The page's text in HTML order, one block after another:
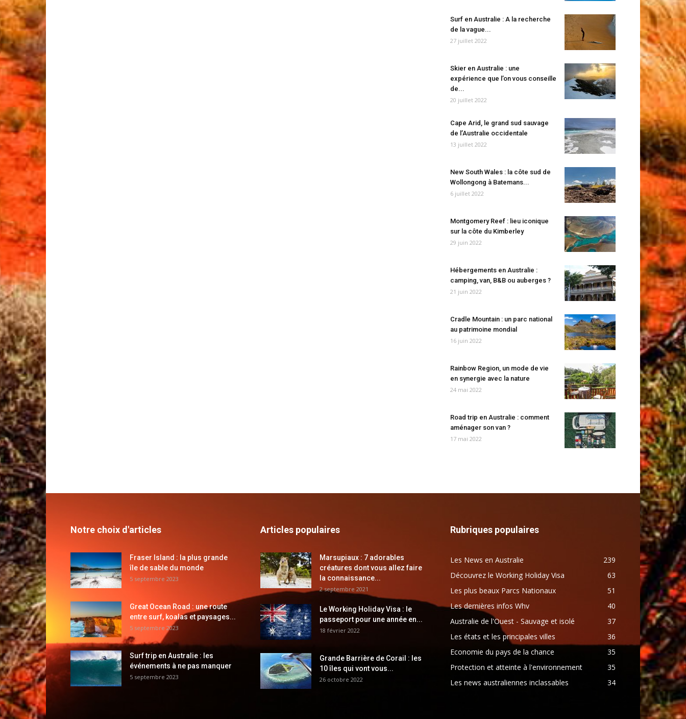
Surf en Australie : A la recherche
de la vague...
27 juillet 2022
Skier en Australie : une
expérience que l’on vous conseille
de...
20 juillet 2022
Cape Arid, le grand sud sauvage
de l’Australie occidentale
13 juillet 2022
New South Wales : la côte sud de
Wollongong à Batemans...
6 juillet 2022
Montgomery Reef : lieu iconique
sur la côte du Kimberley
29 juin 2022
Hébergements en Australie :
camping, van, B&B ou auberges ?
21 juin 2022
Cradle Mountain : un parc national
au patrimoine mondial
16 juin 2022
Rainbow Region, un mode de vie
en synergie avec la nature
24 mai 2022
Road trip en Australie : comment
aménager son van ?
17 mai 2022
Notre choix d'articles
Fraser Island : la plus grande
île de sable du monde
5 septembre 2023
Great Ocean Road : une route
entre surf, koalas et paysages...
5 septembre 2023
Surf trip en Australie : les
événements à ne pas manquer
5 septembre 2023
Articles populaires
Marsupiaux : 7 adorables
créatures dont vous allez faire
la connaissance...
2 septembre 2021
Le Working Holiday Visa : le
passeport pour une année en...
18 février 2022
Grande Barrière de Corail : les
10 îles qui vont vous...
26 octobre 2022
Rubriques populaires
Les News en Australie
239
Découvrez le Working Holiday Visa
63
Les plus beaux Parcs Nationaux
51
Les dernières infos Whv
40
Australie de l'Ouest - Sauvage et isolé
37
Les états et les principales villes
36
Economie du pays de la chance
35
Protection et atteinte à l'environnement
35
Les news australiennes inclassables
34